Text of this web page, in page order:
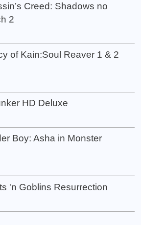
Creed: Shadows no
2
of Kain:Soul Reaver 1 & 2
HD Deluxe
Boy: Asha in Monster
'n Goblins Resurrection